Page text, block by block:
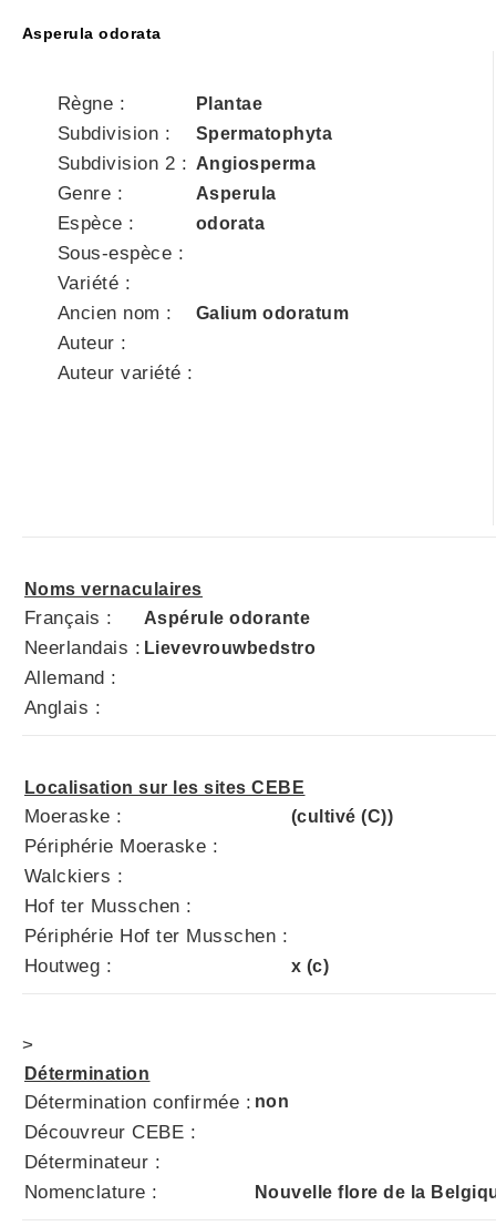
Asperula odorata
Règne : Plantae
Subdivision : Spermatophyta
Subdivision 2 : Angiosperma
Genre : Asperula
Espèce : odorata
Sous-espèce :
Variété :
Ancien nom :
Galium odoratum
Auteur :
Auteur variété :
Noms vernaculaires
Français : Aspérule odorante
Neerlandais : Lievevrouwbedstro
Allemand :
Anglais :
Localisation sur les sites CEBE
Moeraske : (cultivé (C))
Périphérie Moeraske :
Walckiers :
Hof ter Musschen :
Périphérie Hof ter Musschen :
Houtweg :
x (c)
>
Détermination
Détermination confirmée : non
Découvreur CEBE :
Déterminateur :
Nomenclature :
Nouvelle flore de la